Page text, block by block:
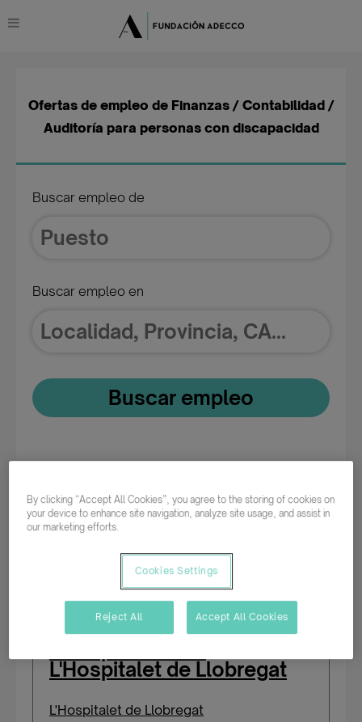
Buscar empleo de
Buscar empleo en
Buscar empleo
Ofertas de empleo de Finanzas / Contabilidad /
Auditoría para personas con discapacidad
Contabilidad / Auditoría
5 ofertas encontradas
Analista de Fraude con
L'Hospitalet de Llobregat
L'Hospitalet de Llobregat
By clicking “Accept All Cookies”, you agree to the storing of cookies on
your device to enhance site navigation, analyze site usage, and assist in
our marketing efforts.
Cookies Settings
Reject All Accept All Cookies